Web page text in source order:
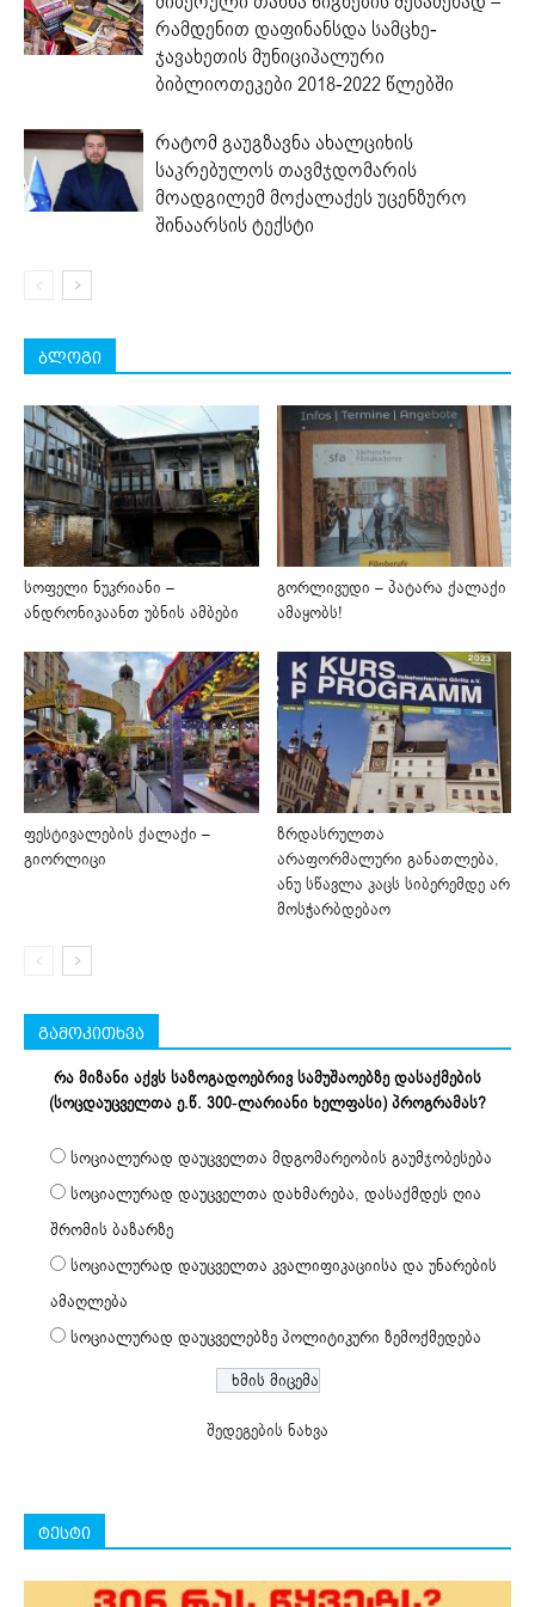
რამდენით დაფინანსდა სამცხე-
ჯავახეთის მუნიციპალური
ბიბლიოთეკები 2018-2022 წლებში
რატომ გაუგზავნა ახალციხის
საკრებულოს თავმჯდომარის
მოადგილემ მოქალაქეს უცენზურო
შინაარსის ტექსტი
ბლოგი
სოფელი ნუკრიანი –
ანდრონიკაანთ უბნის ამბები
გორლივუდი – პატარა ქალაქი
ამაყობს!
ფესტივალების ქალაქი –
გიორლიცი
ზრდასრულთა
არაფორმალური განათლება,
ანუ სწავლა კაცს სიბერემდე არ
მოსჭარბდებაო
გამოკითხვა
რა მიზანი აქვს საზოგადოებრივ სამუშაოებზე დასაქმების
(სოცდაუცველთა ე.წ. 300-ლარიანი ხელფასი) პროგრამას?
სოციალურად დაუცველთა მდგომარეობის გაუმჯობესება
სოციალურად დაუცველთა დახმარება, დასაქმდეს ღია
შრომის ბაზარზე
სოციალურად დაუცველთა კვალიფიკაციისა და უნარების
ამაღლება
სოციალურად დაუცველებზე პოლიტიკური ზემოქმედება
შედეგების ნახვა
ტესტი